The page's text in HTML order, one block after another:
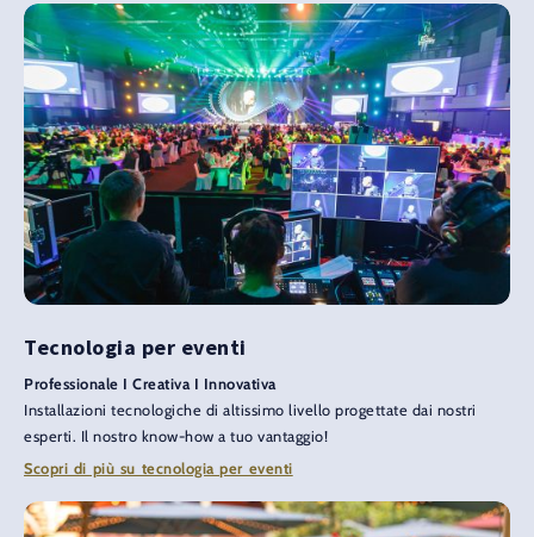
Tecnologia per eventi
Professionale I Creativa I Innovativa
Installazioni tecnologiche di altissimo livello progettate dai nostri
esperti. Il nostro know-how a tuo vantaggio!
Scopri di più su tecnologia per eventi